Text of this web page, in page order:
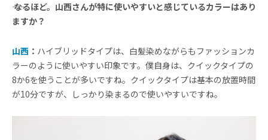
―― なるほど。山西さんが特に使いやすいと感じているカラーはあり
ますか？
山西 ： ハイブリッドタイプは、白髪染めながらもファッションカ
ラーのように使いやすい印象です。僕自身は、クイックタイプの
8か6を使うことが多いですね。クイックタイプは基本の放置時間
が10分ですが、しっかり染まるので使いやすいですね。